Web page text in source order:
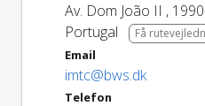
Av. Dom João II ,
Portugal
Få
Email
imtc@bws.dk
Telefon